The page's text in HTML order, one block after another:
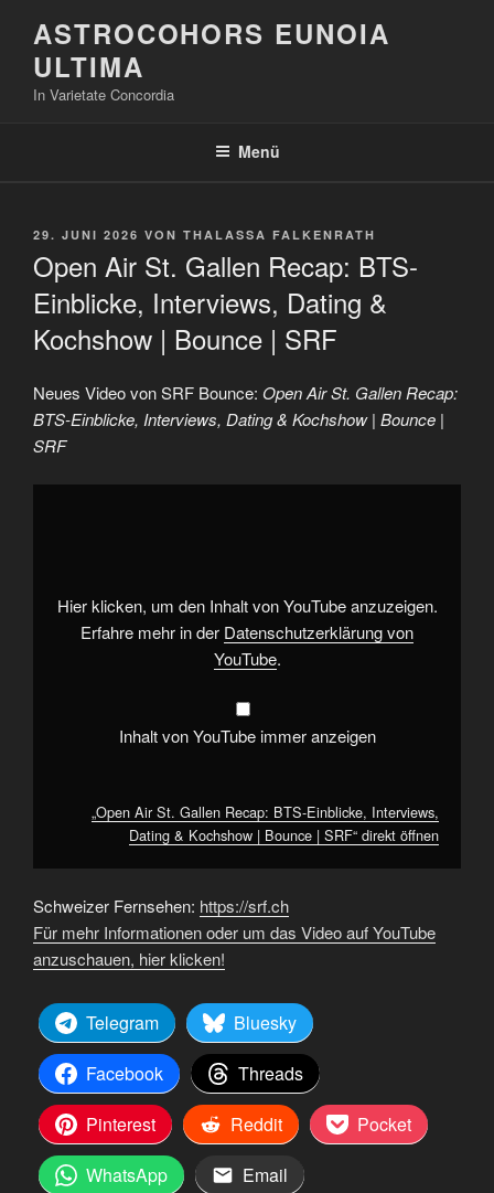
Inhalt
springen
ASTROCOHORS EUNOIA
ULTIMA
In Varietate Concordia
Menü
VERÖFFENTLICHT
29. JUNI 2026 VON THALASSA FALKENRATH
Open Air St. Gallen Recap: BTS-
Einblicke, Interviews, Dating &
Kochshow | Bounce | SRF
Neues Video von SRF Bounce: Open Air St. Gallen Recap:
BTS-Einblicke, Interviews, Dating & Kochshow | Bounce |
SRF
„Open
Interviews,
Dating
Kochshow
Hier klicken, um den Inhalt von YouTube anzuzeigen.
Erfahre mehr in der Datenschutzerklärung von
YouTube.
Inhalt von YouTube immer anzeigen
„Open Air St. Gallen Recap: BTS-Einblicke, Interviews,
Dating & Kochshow | Bounce | SRF“ direkt öffnen
Schweizer Fernsehen: https://srf.ch
Für mehr Informationen oder um das Video auf YouTube
anzuschauen, hier klicken!
Telegram
Bluesky
Facebook
Threads
Pinterest
Reddit
Pocket
WhatsApp
Email